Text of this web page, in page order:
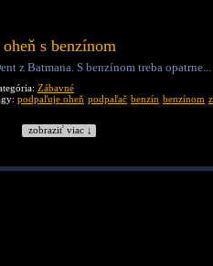
s benzínom
z Batmana. S benzínom treba opatrne...
Zábavné
podpaľuje oheň podpaľač benzín benzínom
zobraziť viac ↓